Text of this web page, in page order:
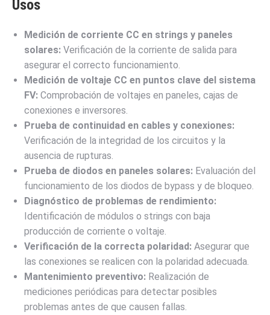
Usos
Medición de corriente CC en strings y paneles
solares: Verificación de la corriente de salida para
asegurar el correcto funcionamiento.
Medición de voltaje CC en puntos clave del sistema
FV: Comprobación de voltajes en paneles, cajas de
conexiones e inversores.
Prueba de continuidad en cables y conexiones:
Verificación de la integridad de los circuitos y la
ausencia de rupturas.
Prueba de diodos en paneles solares: Evaluación del
funcionamiento de los diodos de bypass y de bloqueo.
Diagnóstico de problemas de rendimiento:
Identificación de módulos o strings con baja
producción de corriente o voltaje.
Verificación de la correcta polaridad: Asegurar que
las conexiones se realicen con la polaridad adecuada.
Mantenimiento preventivo: Realización de
mediciones periódicas para detectar posibles
problemas antes de que causen fallas.